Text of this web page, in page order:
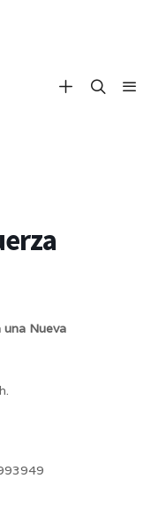
una Nueva